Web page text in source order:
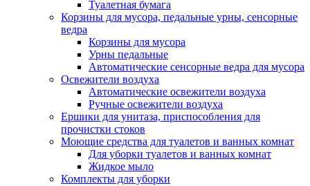
Туалетная бумага
Корзины для мусора, педальные урны, сенсорные
ведра
Корзины для мусора
Урны педальные
Автоматические сенсорные ведра для мусора
Освежители воздуха
Автоматические освежители воздуха
Ручные освежители воздуха
Ершики для унитаза, приспособления для
прочистки стоков
Моющие средства для туалетов и ванных комнат
Для уборки туалетов и ванных комнат
Жидкое мыло
Комплекты для уборки